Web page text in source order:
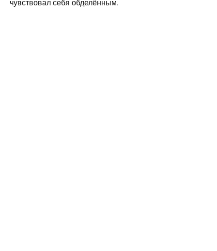
чувствовал себя обделённым.